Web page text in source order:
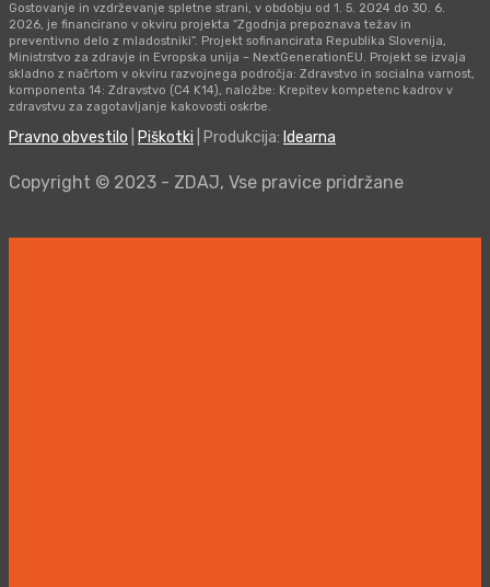
Gostovanje in vzdrževanje spletne strani, v obdobju od 1. 5. 2024 do 30. 6.
2026, je financirano v okviru projekta “Zgodnja prepoznava težav in
preventivno delo z mladostniki”. Projekt sofinancirata Republika Slovenija,
Ministrstvo za zdravje in Evropska unija – NextGenerationEU. Projekt se izvaja
skladno z načrtom v okviru razvojnega področja: Zdravstvo in socialna varnost,
komponenta 14: Zdravstvo (C4 K14), naložbe: Krepitev kompetenc kadrov v
zdravstvu za zagotavljanje kakovosti oskrbe.
Pravno obvestilo Piškotki | Produkcija: Idearna
Copyright © 2023 - ZDAJ, Vse pravice pridržane